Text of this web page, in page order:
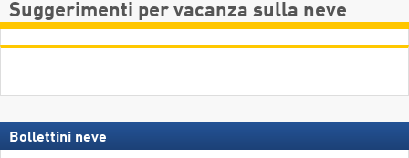
Suggerimenti per vacanza sulla neve
Bollettini neve